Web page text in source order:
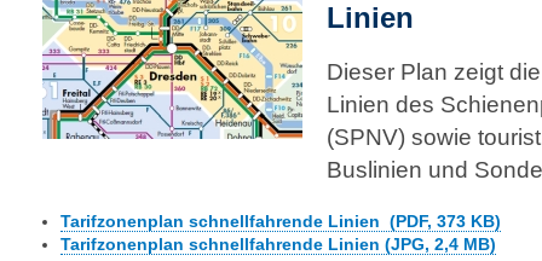
Linien
Dieser Plan zeigt
Linien des
(SPNV) sowie
Buslinien und
Tarifzonenplan schnellfahrende Linien (PDF, 373 KB)
Tarifzonenplan schnellfahrende Linien (JPG, 2,4 MB)